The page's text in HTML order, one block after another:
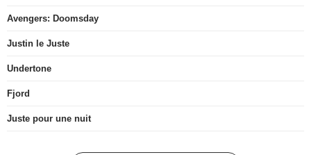
Avengers: Doomsday
Justin le Juste
Undertone
Fjord
Juste pour une nuit